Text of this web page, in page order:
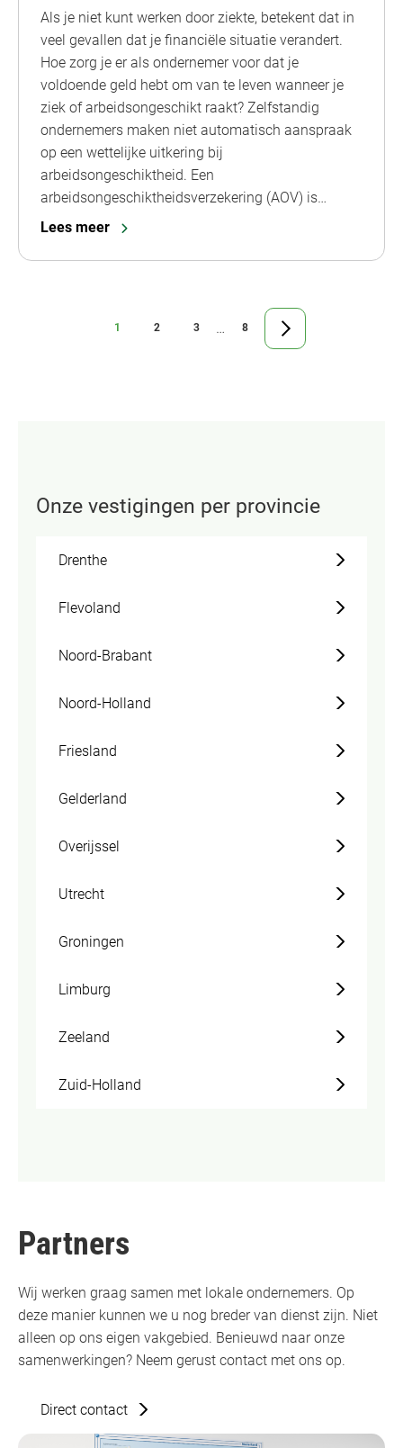
Als je niet kunt werken door ziekte, betekent dat in
veel gevallen dat je financiële situatie verandert.
Hoe zorg je er als ondernemer voor dat je
voldoende geld hebt om van te leven wanneer je
ziek of arbeidsongeschikt raakt? Zelfstandig
ondernemers maken niet automatisch aanspraak
op een wettelijke uitkering bij
arbeidsongeschiktheid. Een
arbeidsongeschiktheidsverzekering (AOV) is…
Lees meer
Ga
1
Ga
2
Ga
3
Tussenliggende
pagina's
…
Ga
8
Ga
naar
Onze vestigingen per provincie
Drenthe
Flevoland
Noord-Brabant
Noord-Holland
Friesland
Gelderland
Overijssel
Utrecht
Groningen
Limburg
Zeeland
Zuid-Holland
Partners
Wij werken graag samen met lokale ondernemers. Op
deze manier kunnen we u nog breder van dienst zijn. Niet
alleen op ons eigen vakgebied. Benieuwd naar onze
samenwerkingen? Neem gerust contact met ons op.
Direct contact